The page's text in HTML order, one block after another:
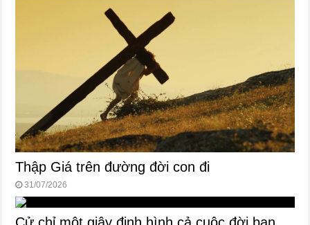
Thập Giá trên đường đời con đi
31/07/2026